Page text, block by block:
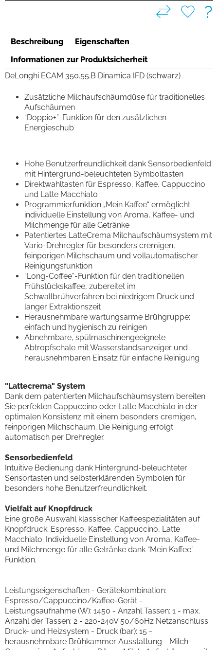
?
Beschreibung
Eigenschaften
Informationen zur Produktsicherheit
DeLonghi ECAM 350.55.B Dinamica IFD (schwarz)
Zusätzliche Milchaufschäumdüse für traditionelles
Aufschäumen
“Doppio+”-Funktion für den zusätzlichen
Energieschub
Hohe Benutzerfreundlichkeit dank Sensorbedienfeld
mit Hintergrund-beleuchteten Symboltasten
Direktwahltasten für Espresso, Kaffee, Cappuccino
und Latte Macchiato
Programmierfunktion „Mein Kaffee“ ermöglicht
individuelle Einstellung von Aroma, Kaffee- und
Milchmenge für alle Getränke
Patentiertes LatteCrema Milchaufschäumsystem mit
Vario-Drehregler für besonders cremigen,
feinporigen Milchschaum und vollautomatischer
Reinigungsfunktion
“Long-Coffee”-Funktion für den traditionellen
Frühstückskaffee, zubereitet im
Schwallbrühverfahren bei niedrigem Druck und
langer Extraktionszeit
Herausnehmbare wartungsarme Brühgruppe:
einfach und hygienisch zu reinigen
Abnehmbare, spülmaschinengeeignete
Abtropfschale mit Wasserstandsanzeiger und
herausnehmbaren Einsatz für einfache Reinigung
"Lattecrema" System
Dank dem patentierten Milchaufschäumsystem bereiten
Sie perfekten Cappuccino oder Latte Macchiato in der
optimalen Konsistenz mit einem besonders cremigen,
feinporigen Milchschaum. Die Reinigung erfolgt
automatisch per Drehregler.
Sensorbedienfeld
Intuitive Bedienung dank Hintergrund-beleuchteter
Sensortasten und selbsterklärenden Symbolen für
besonders hohe Benutzerfreundlichkeit.
Vielfalt auf Knopfdruck
Eine große Auswahl klassischer Kaffeespezialitäten auf
Knopfdruck: Espresso, Kaffee, Cappuccino, Latte
Macchiato. Individuelle Einstellung von Aroma, Kaffee-
und Milchmenge für alle Getränke dank “Mein Kaffee”-
Funktion.
Leistungseigenschaften - Gerätekombination:
Espresso/Cappuccino/Kaffee-Gerät -
Leistungsaufnahme (W): 1450 - Anzahl Tassen: 1 - max.
Anzahl der Tassen: 2 - 220-240V 50/60Hz Netzanschluss
Druck- und Heizsystem - Druck (bar): 15 -
herausnehmbare Brühkammer Ausstattung - Milch-